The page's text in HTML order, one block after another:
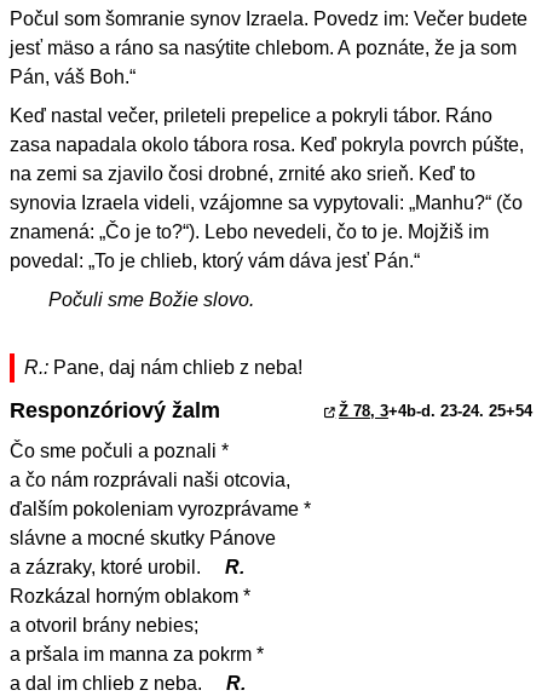
Počul som šomranie synov Izraela. Povedz im: Večer budete
jesť mäso a ráno sa nasýtite chlebom. A poznáte, že ja som
Pán, váš Boh.“
Keď nastal večer, prileteli prepelice a pokryli tábor. Ráno
zasa napadala okolo tábora rosa. Keď pokryla povrch púšte,
na zemi sa zjavilo čosi drobné, zrnité ako srieň. Keď to
synovia Izraela videli, vzájomne sa vypytovali: „Manhu?“ (čo
znamená: „Čo je to?“). Lebo nevedeli, čo to je. Mojžiš im
povedal: „To je chlieb, ktorý vám dáva jesť Pán.“
Počuli sme Božie slovo.
R.: Pane, daj nám chlieb z neba!
Responzóriový žalm Ž 78, 3+4b-d. 23-24. 25+54
Čo sme počuli a poznali *
a čo nám rozprávali naši otcovia,
ďalším pokoleniam vyrozprávame *
slávne a mocné skutky Pánove
a zázraky, ktoré urobil.
R.
Rozkázal horným oblakom *
a otvoril brány nebies;
a pršala im manna za pokrm *
a dal im chlieb z neba.
R.